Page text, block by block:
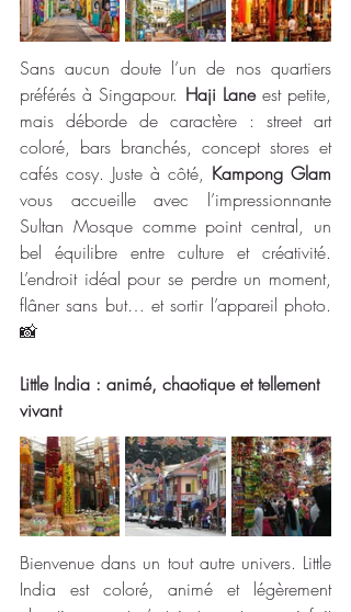
Sans aucun doute l’un de nos quartiers
préférés à Singapour. Haji Lane est petite,
mais déborde de caractère : street art
coloré, bars branchés, concept stores et
cafés cosy. Juste à côté, Kampong Glam
vous accueille avec l’impressionnante
Sultan Mosque comme point central, un
bel équilibre entre culture et créativité.
L’endroit idéal pour se perdre un moment,
flâner sans but… et sortir l’appareil photo.
📸
Little India : animé, chaotique et tellement
vivant
Bienvenue dans un tout autre univers. Little
India est coloré, animé et légèrement